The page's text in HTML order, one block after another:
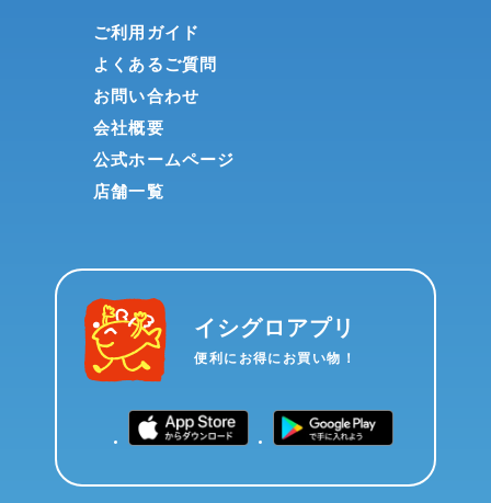
ご利用ガイド
よくあるご質問
お問い合わせ
会社概要
公式ホームページ
店舗一覧
イシグロアプリ
便利にお得にお買い物！